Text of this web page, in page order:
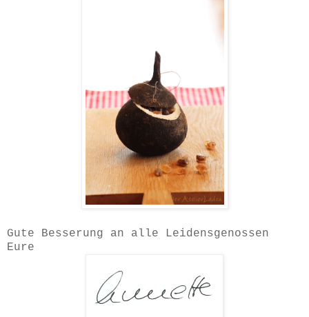
Gute Besserung an alle Leidensgenossen
Eure